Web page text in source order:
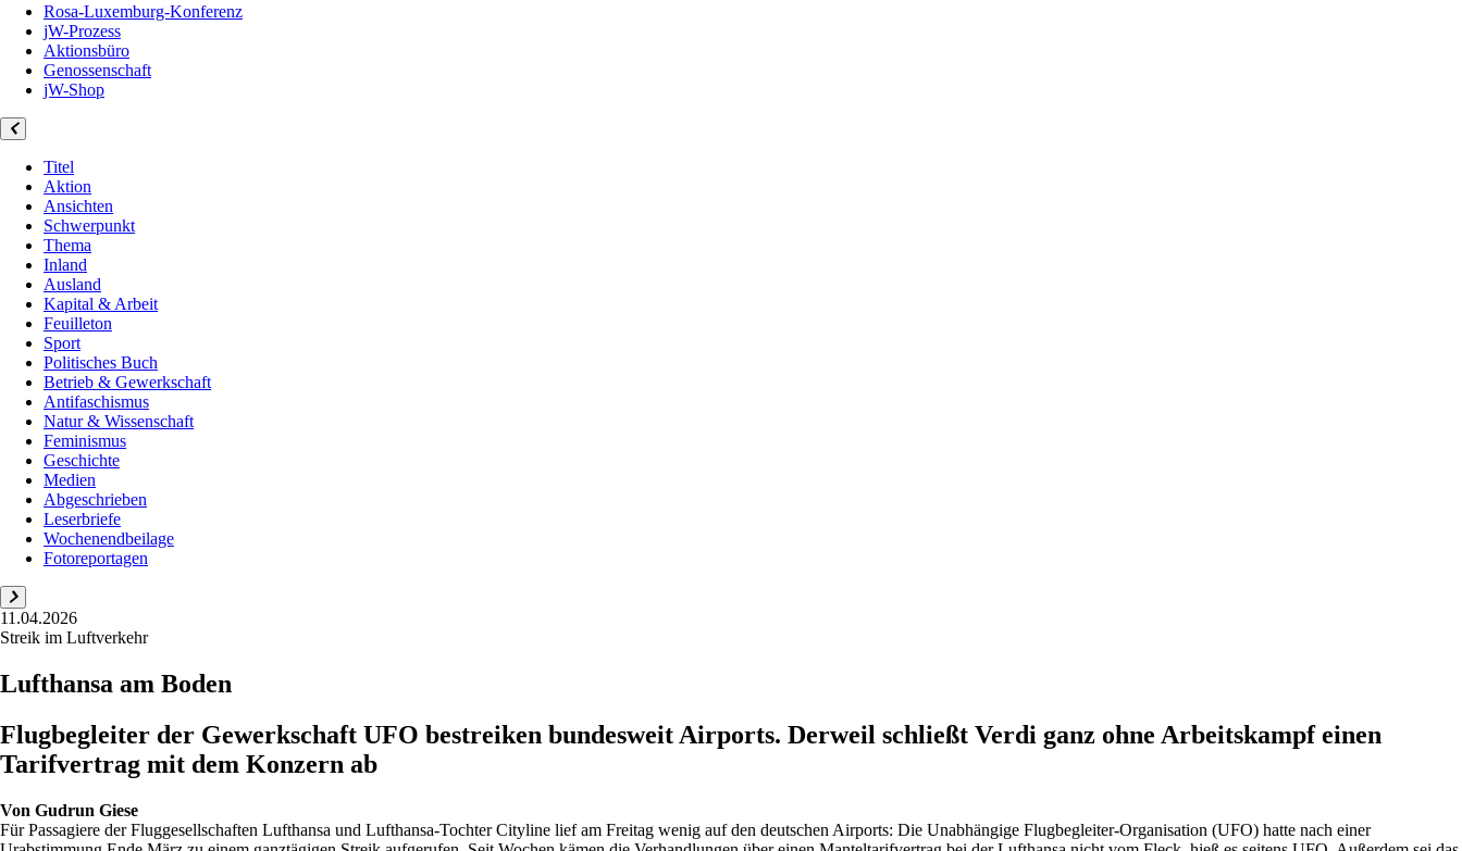
Rosa-Luxemburg-Konferenz
jW-Prozess
Aktionsbüro
Genossenschaft
jW-Shop
Titel
Aktion
Ansichten
Schwerpunkt
Thema
Inland
Ausland
Kapital & Arbeit
Feuilleton
Sport
Politisches Buch
Betrieb & Gewerkschaft
Antifaschismus
Natur & Wissenschaft
Feminismus
Geschichte
Medien
Abgeschrieben
Leserbriefe
Wochenendbeilage
Fotoreportagen
11.04.2026
Streik im Luftverkehr
Lufthansa am Boden
Flugbegleiter der Gewerkschaft UFO bestreiken bundesweit Airports. Derweil schließt Verdi ganz ohne Arbeitskampf einen
Tarifvertrag mit dem Konzern ab
Von Gudrun Giese
Für Passagiere der Fluggesellschaften Lufthansa und Lufthansa-Tochter Cityline lief am Freitag wenig auf den deutschen Airports: Die Unabhängige Flugbegleiter-Organisation (UFO) hatte nach einer